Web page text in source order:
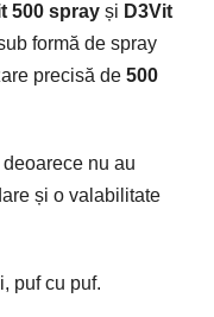
500 spray și D3Vit
formă de spray
precisă de 500
nu au
și o valabilitate
puf cu puf.